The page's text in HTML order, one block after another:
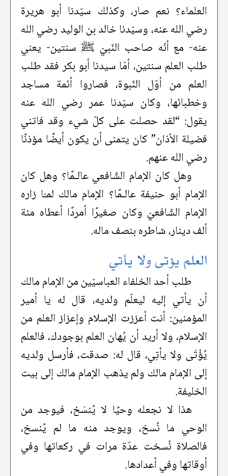
العلماء؟ نعم صار، وكذلك سيّدنا أبو هريرة
رضي الله عنه، وسيّدنا خالد بن الوليد رضي الله
عنه- مع أنّه صاحب النّبيّ ﷺ سنتين- يعني
طلب العلم سنتين، أمّا سيدنا أبو بكر فقد طلب
العلم من أوّل النّبوة، فصاروا أئمة مساجد
وخطبائها، وكان سيّدنا عمر رضي الله عنه
يقول: “لقد حصلت على كلّ شيء وقد فاتني
فضيلة الأذان” كان يتمنى أن يكون أيضًا مؤذنًا
رضي الله عنهم.
وهل كان الإمام الشّافعي عالـمًا؟ وهل كان
الإمام أبو حنيفة عالـمًا؟ الإمام مالك لمـّا زاره
الإمام الشّافعيّ وكان صغيرًا أمردًا أعطاه مئة
ألف دينار، شاطره بنصف ماله.
العلم يؤتى ولا يأتي
طلب أحد الخلفاء العباسيّين من الإمام مالك
أن يأتي إليه ليعلّم ولديه، قال له يا أمير
المؤمنين: أنت أعززت الإسلام وإعزاز العلم من
الإسلام، ولا أريد أن يُهان العلم بوجودك، فالعلم
يُؤْتَى ولا يأتِي، قال له: صدقت، فأرسل ولديه
إلى الإمام مالك ولم يذهب الإمام مالك إلى بيت
الخليفة.
هذا لا نجعله وحيًا لا يُنسَخ، فيوجد من
الوحي ما نُسخ، ويوجد منه ما لم يُنسخ،
فالصلاة نُسخت عدّة مرات في ركعاتها وفي
أوقاتها وفي أعدادها.